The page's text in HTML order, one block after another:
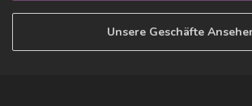
Unsere Geschäfte